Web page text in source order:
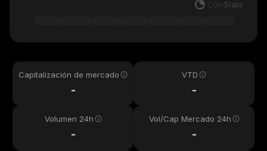
Capitalización de mercado
-
VTD
-
Volumen 24h
-
Vol/Cap Mercado 24h
-